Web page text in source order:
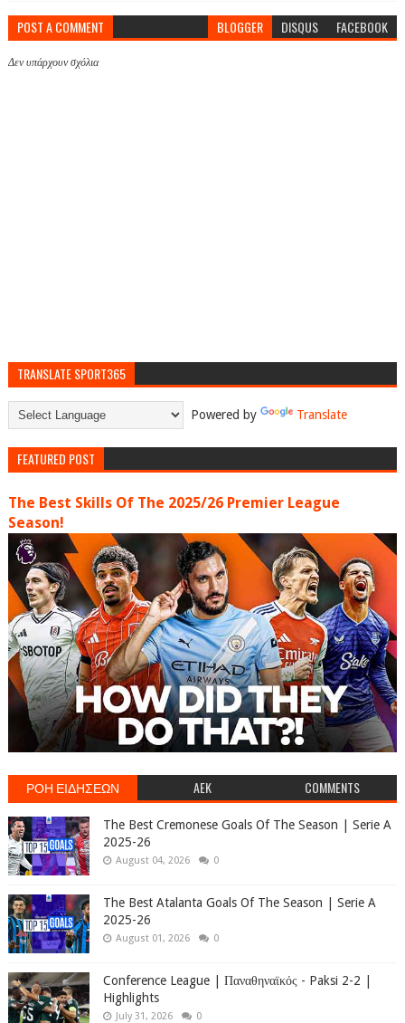
POST A COMMENT BLOGGER DISQUS FACEBOOK
Δεν υπάρχουν σχόλια
TRANSLATE SPORT365
Powered by Translate
FEATURED POST
The Best Skills Of The 2025/26 Premier League
Season!
ΡΟΗ ΕΙΔΗΣΕΩΝ AEK COMMENTS
The Best Cremonese Goals Of The Season | Serie A
2025-26
August 04, 2026 0
The Best Atalanta Goals Of The Season | Serie A
2025-26
August 01, 2026 0
Conference League | Παναθηναϊκός - Paksi 2-2 |
Highlights
July 31, 2026 0